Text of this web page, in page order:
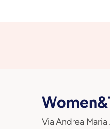
Via Andrea Maria